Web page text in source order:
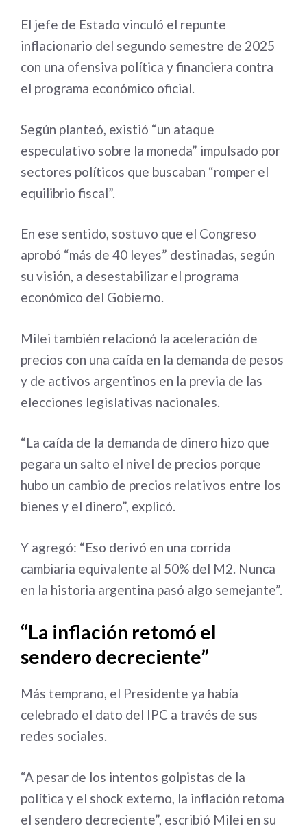
El jefe de Estado vinculó el repunte
inflacionario del segundo semestre de 2025
con una ofensiva política y financiera contra
el programa económico oficial.
Según planteó, existió “un ataque
especulativo sobre la moneda” impulsado por
sectores políticos que buscaban “romper el
equilibrio fiscal”.
En ese sentido, sostuvo que el Congreso
aprobó “más de 40 leyes” destinadas, según
su visión, a desestabilizar el programa
económico del Gobierno.
Milei también relacionó la aceleración de
precios con una caída en la demanda de pesos
y de activos argentinos en la previa de las
elecciones legislativas nacionales.
“La caída de la demanda de dinero hizo que
pegara un salto el nivel de precios porque
hubo un cambio de precios relativos entre los
bienes y el dinero”, explicó.
Y agregó: “Eso derivó en una corrida
cambiaria equivalente al 50% del M2. Nunca
en la historia argentina pasó algo semejante”.
“La inflación retomó el
sendero decreciente”
Más temprano, el Presidente ya había
celebrado el dato del IPC a través de sus
redes sociales.
“A pesar de los intentos golpistas de la
política y el shock externo, la inflación retoma
el sendero decreciente”, escribió Milei en su